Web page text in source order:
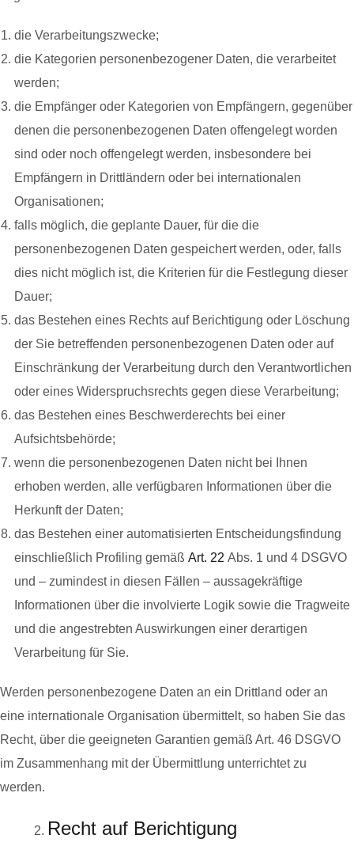
die Verarbeitungszwecke;
die Kategorien personenbezogener Daten, die verarbeitet
werden;
die Empfänger oder Kategorien von Empfängern, gegenüber
denen die personenbezogenen Daten offengelegt worden
sind oder noch offengelegt werden, insbesondere bei
Empfängern in Drittländern oder bei internationalen
Organisationen;
falls möglich, die geplante Dauer, für die die
personenbezogenen Daten gespeichert werden, oder, falls
dies nicht möglich ist, die Kriterien für die Festlegung dieser
Dauer;
das Bestehen eines Rechts auf Berichtigung oder Löschung
der Sie betreffenden personenbezogenen Daten oder auf
Einschränkung der Verarbeitung durch den Verantwortlichen
oder eines Widerspruchsrechts gegen diese Verarbeitung;
das Bestehen eines Beschwerderechts bei einer
Aufsichtsbehörde;
wenn die personenbezogenen Daten nicht bei Ihnen
erhoben werden, alle verfügbaren Informationen über die
Herkunft der Daten;
das Bestehen einer automatisierten Entscheidungsfindung
einschließlich Profiling gemäß Art. 22 Abs. 1 und 4 DSGVO
und – zumindest in diesen Fällen – aussagekräftige
Informationen über die involvierte Logik sowie die Tragweite
und die angestrebten Auswirkungen einer derartigen
Verarbeitung für Sie.
Werden personenbezogene Daten an ein Drittland oder an
eine internationale Organisation übermittelt, so haben Sie das
Recht, über die geeigneten Garantien gemäß Art. 46 DSGVO
im Zusammenhang mit der Übermittlung unterrichtet zu
werden.
Recht auf Berichtigung